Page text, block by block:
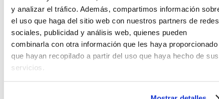
y analizar el tráfico. Además, compartimos información
el uso que haga del sitio web con nuestros partners de redes
sociales, publicidad y análisis web, quienes pueden
combinarla con otra información que les haya proporcionado
que hayan recopilado a partir del uso que haya hecho de sus
servicios.
más avanzadas. Puede operar mediante
modo automático, modo activado por sonido y
sistema Master-Slave, permitiendo sincronizar
varias unidades fácilmente sin necesidad de
controlador externo
Ideal para shows móviles y entretenimiento